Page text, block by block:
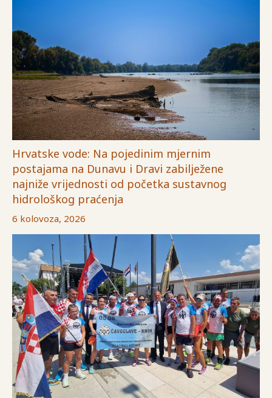
Hrvatske vode: Na pojedinim mjernim
postajama na Dunavu i Dravi zabilježene
najniže vrijednosti od početka sustavnog
hidrološkog praćenja
6 kolovoza, 2026